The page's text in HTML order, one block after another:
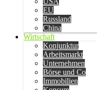
EU
Russland
China
Wirtschaft
Konjunktur
Arbeitsmarkt
Unternehmen
Börse und Co
Immobilien